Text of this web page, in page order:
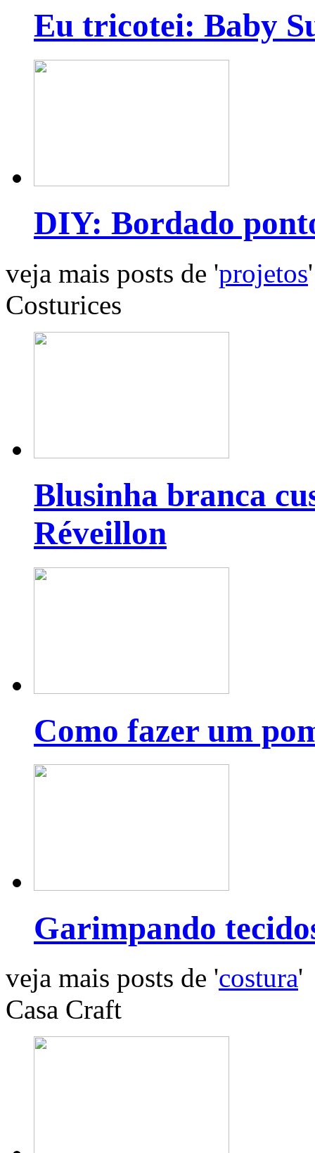
Eu tricotei: Baby
DIY: Bordado
veja mais posts de 'projetos'
Costurices
Blusinha branca
Réveillon
Como fazer um
Garimpando
veja mais posts de 'costura'
Casa Craft